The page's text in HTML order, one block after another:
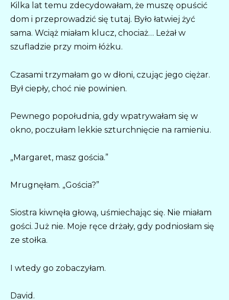
Kilka lat temu zdecydowałam, że muszę opuścić
dom i przeprowadzić się tutaj. Było łatwiej żyć
sama. Wciąż miałam klucz, chociaż… Leżał w
szufladzie przy moim łóżku.
Czasami trzymałam go w dłoni, czując jego ciężar.
Był ciepły, choć nie powinien.
Pewnego popołudnia, gdy wpatrywałam się w
okno, poczułam lekkie szturchnięcie na ramieniu.
„Margaret, masz gościa.”
Mrugnęłam. „Gościa?”
Siostra kiwnęła głową, uśmiechając się. Nie miałam
gości. Już nie. Moje ręce drżały, gdy podniosłam się
ze stołka.
I wtedy go zobaczyłam.
David.